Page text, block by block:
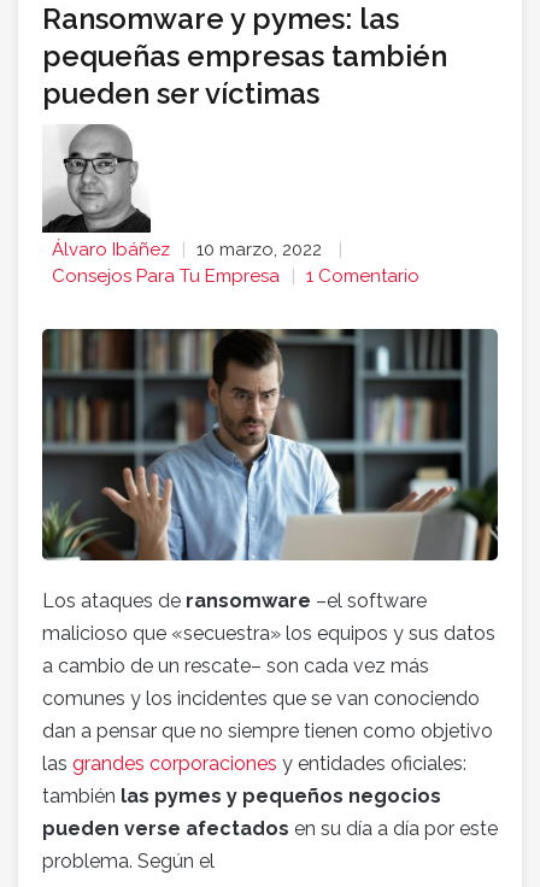
Ransomware y pymes: las
pequeñas empresas también
pueden ser víctimas
Álvaro Ibáñez
10 marzo, 2022
Consejos Para Tu Empresa
1 Comentario
Los ataques de ransomware –el software
malicioso que «secuestra» los equipos y sus datos
a cambio de un rescate– son cada vez más
comunes y los incidentes que se van conociendo
dan a pensar que no siempre tienen como objetivo
las grandes corporaciones y entidades oficiales:
también las pymes y pequeños negocios
pueden verse afectados en su día a día por este
problema. Según el